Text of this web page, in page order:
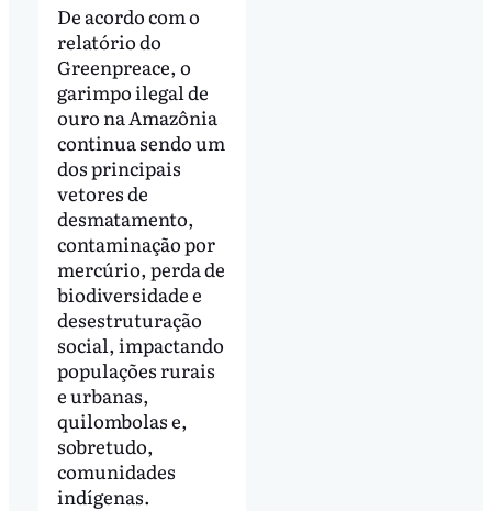
De acordo com o
relatório do
Greenpreace, o
garimpo ilegal de
ouro na Amazônia
continua sendo um
dos principais
vetores de
desmatamento,
contaminação por
mercúrio, perda de
biodiversidade e
desestruturação
social, impactando
populações rurais
e urbanas,
quilombolas e,
sobretudo,
comunidades
indígenas.